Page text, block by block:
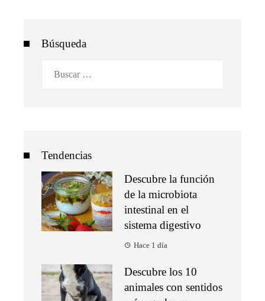
Búsqueda
Tendencias
Descubre la función
de la microbiota
intestinal en el
sistema digestivo
Hace 1 día
Descubre los 10
animales con sentidos